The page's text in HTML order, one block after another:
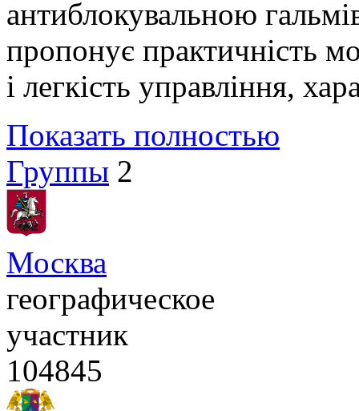
антиблокувальною
пропонує практичність
і легкість управління,
Показать полностью
Группы 2
Москва
географическое
участник
104845